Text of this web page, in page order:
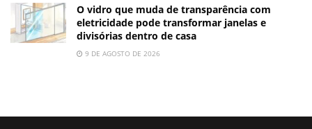
O vidro que muda de transparência com
eletricidade pode transformar janelas e
divisórias dentro de casa
9 DE AGOSTO DE 2026